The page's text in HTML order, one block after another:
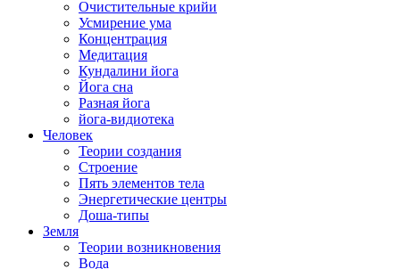
Очистительные крийи
Усмирение ума
Концентрация
Медитация
Кундалини йога
Йога сна
Разная йога
йога-видиотека
Человек
Теории создания
Строение
Пять элементов тела
Энергетические центры
Доша-типы
Земля
Теории возникновения
Вода